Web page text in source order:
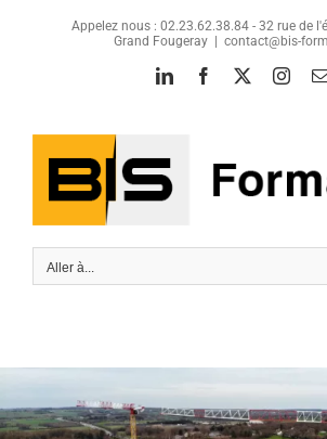
Appelez nous : 02.23.62.38.84 - 32 rue de
Grand Fougeray
contact@bis-
LinkedInFacebook
Aller à...